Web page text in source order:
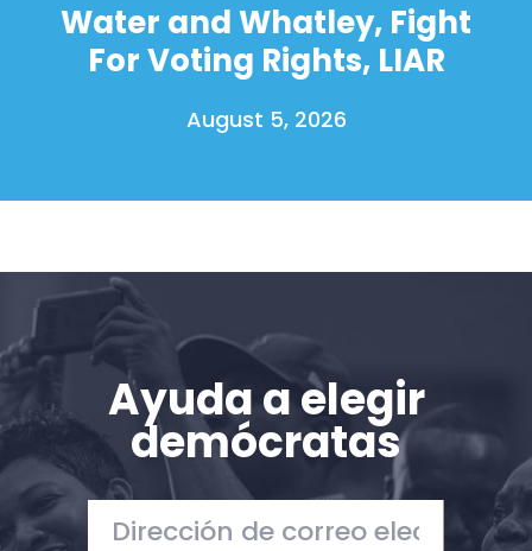
Inicio
Trabaja con nosotros
Pulse
Su fiesta
Acción
Donar
Water and Whatley, Fight
For Voting Rights, LIAR
August 5, 2026
Ayuda a elegir
demócratas